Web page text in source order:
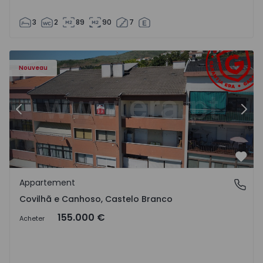
3 2 89 90 7
Nouveau
- 18
Appartement T2 Covilhã, Covilhã e Canhoso - 1497806 -
Précédent
Covilhã e Canhoso, Castelo Branco
Appartement
Covilhã e Canhoso, Castelo Branco
Acheter 155.000 €